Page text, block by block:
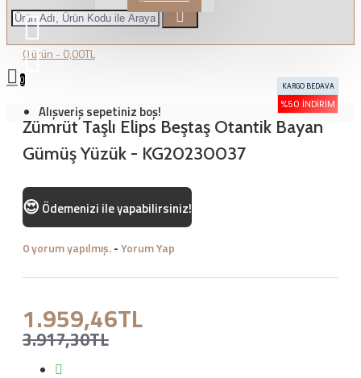
0 ürün - 0,00TL
0
Alışveriş sepetiniz boş!
KARGO BEDAVA
%50 İNDIRIM
Zümrüt Taşlı Elips Beştaş Otantik Bayan
Gümüş Yüzük - KG20230037
😍 Ödemenizi ile yapabilirsiniz!
0 yorum yapılmış.-Yorum Yap
1.959,46TL
3.917,30TL